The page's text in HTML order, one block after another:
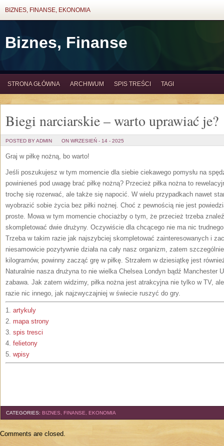
BIZNES, FINANSE, EKONOMIA
Biznes, Finanse
STRONA GŁÓWNA ARCHIWUM SPIS TREŚCI TAGI
Biegi narciarskie – warto uprawiać je?
POSTED BY ADMIN ON WRZESIEŃ - 14 - 2025
Graj w piłkę nożną, bo warto!
Jeśli poszukujesz w tym momencie dla siebie ciekawego pomysłu na
powinieneś pod uwagę brać piłkę nożną? Przecież piłka nożna to
trochę się rozerwać, ale także się napocić. W wielu przypadkach nawet
wyobrazić sobie życia bez piłki nożnej. Choć z pewnością nie jest
proste. Mowa w tym momencie chociażby o tym, że przecież trzeba
skompletować dwie drużyny. Oczywiście dla chcącego nie ma nic
Trzeba w takim razie jak najszybciej skompletować zainteresowanych i
niesamowicie pozytywnie działa na cały nasz organizm, zatem
kilogramów, powinny zacząć grę w piłkę. Strzałem w dziesiątkę jest
Naturalnie nasza drużyna to nie wielka Chelsea Londyn bądź Manchester
zabawa. Jak zatem widzimy, piłka nożna jest atrakcyjna nie tylko w TV,
razie nic innego, jak najzwyczajniej w świecie ruszyć do gry.
1. artykuly
2. mapa strony
3. spis tresci
4. felietony
5. wpisy
CATEGORIES: BIZNES, FINANSE, EKONOMIA
Comments are closed.